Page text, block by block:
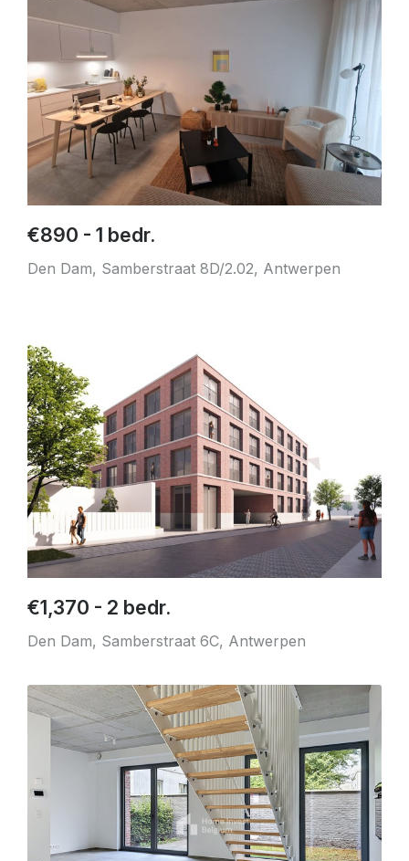
€890 - 1 bedr.
Den Dam, Samberstraat 8D/2.02, Antwerpen
€1,370 - 2 bedr.
Den Dam, Samberstraat 6C, Antwerpen